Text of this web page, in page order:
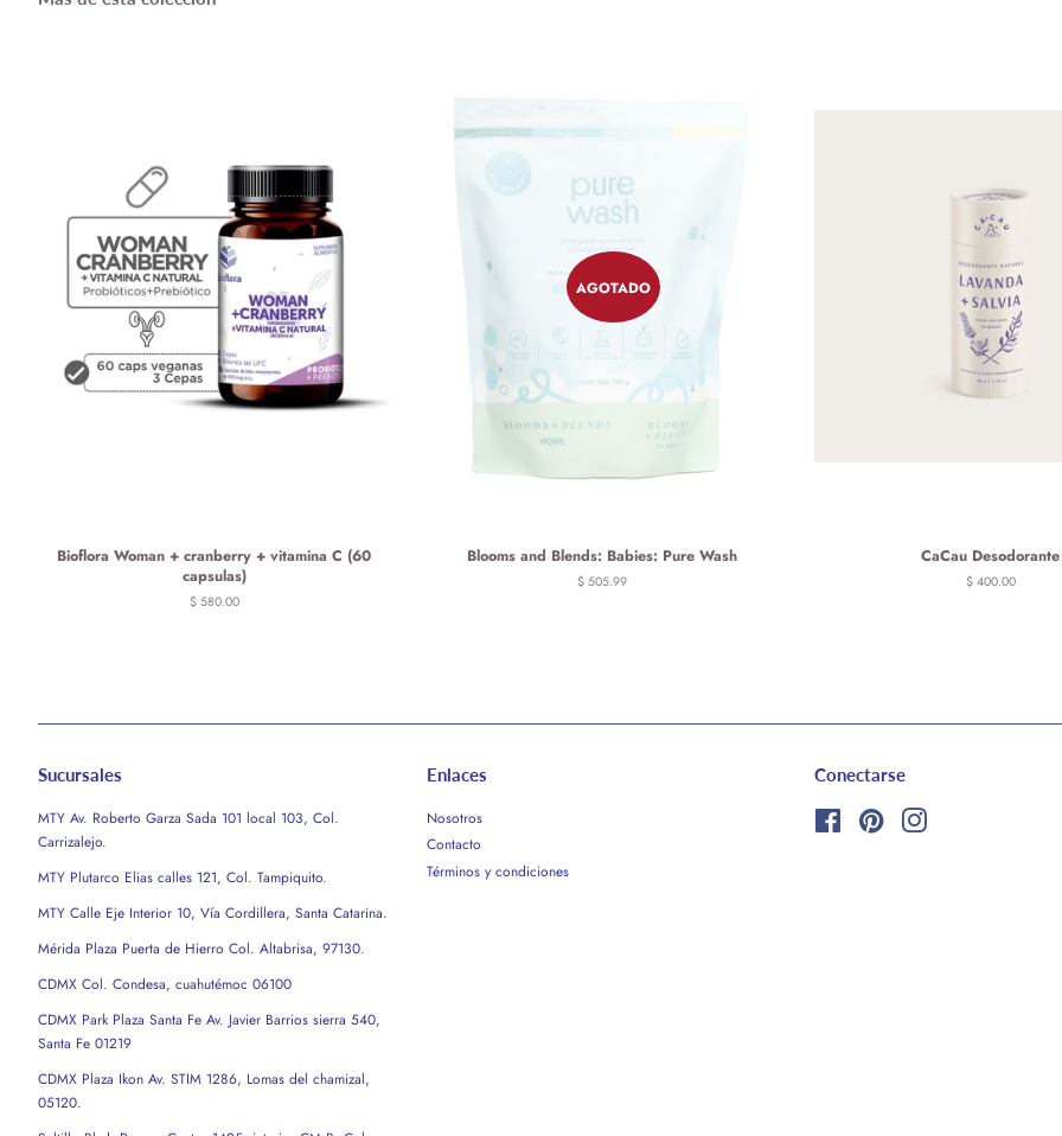
Bioflora Woman + cranberry + vitamina C (60
capsulas)
Precio
$ 580.00
AGOTADO
Blooms and Blends: Babies: Pure Wash
Precio
$ 505.99
CaCau Desodorante
Precio
$ 400.00
Sucursales
MTY Av. Roberto Garza Sada 101 local 103, Col.
Carrizalejo.
MTY Plutarco Elias calles 121, Col. Tampiquito.
MTY Calle Eje Interior 10, Vía Cordillera, Santa Catarina.
Mérida Plaza Puerta de Hierro Col. Altabrisa, 97130.
CDMX Col. Condesa, cuahutémoc 06100
CDMX Park Plaza Santa Fe Av. Javier Barrios sierra 540,
Santa Fe 01219
CDMX Plaza Ikon Av. STIM 1286, Lomas del chamizal,
05120.
Enlaces
Nosotros
Contacto
Términos y condiciones
Conectarse
FacebookPinterest